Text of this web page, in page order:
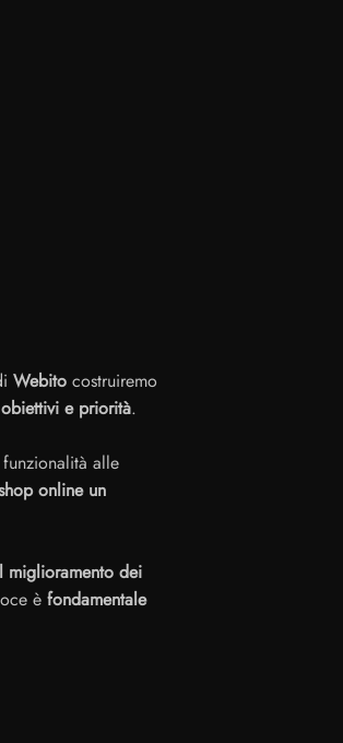
Webito costruiremo
e priorità.
alle
online un
miglioramento dei
è fondamentale